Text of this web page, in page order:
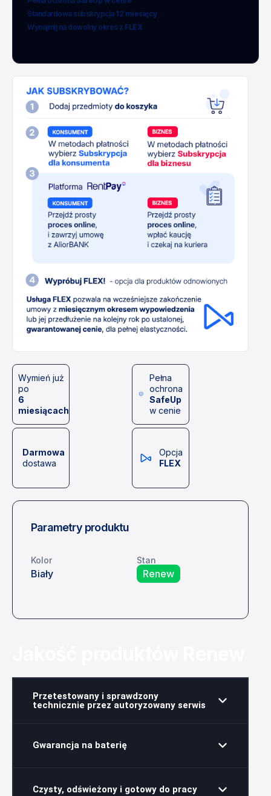
Standardowa subskrypcja 12 miesięcy
Wynajmij na dowolny okres z FLEX
Wymień już
po
6
miesiącach
Pełna
ochrona
SafeUp
w cenie
Darmowa
dostawa
Opcja
FLEX
Parametry produktu
Kolor
Biały
Stan
Renew
Przetestowany i sprawdzony
technicznie przez autoryzowany serwis
Gwarancja na baterię
Czysty, odświeżony i gotowy do pracy